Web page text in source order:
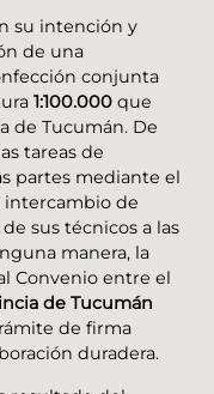
su intención y
de una
conjunta
1:100.000 que
de Tucumán. De
tareas de
partes mediante el
de
sus técnicos a las
manera, la
Convenio entre el
de Tucumán
de firma
duradera.